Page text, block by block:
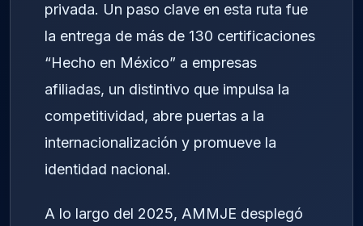
privada. Un paso clave en esta ruta fue
la entrega de más de 130 certificaciones
“Hecho en México” a empresas
afiliadas, un distintivo que impulsa la
competitividad, abre puertas a la
internacionalización y promueve la
identidad nacional.
A lo largo del 2025, AMMJE desplegó